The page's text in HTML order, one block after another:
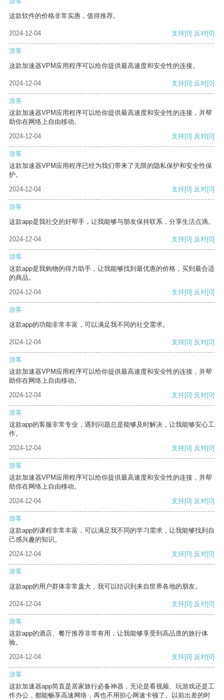
这款软件的价格非常实惠，值得推荐。
2024-12-04 支持[0] 反对[0]
游客
这款加速器VPM应用程序可以给你提供最高速度和安全性的连接。
2024-12-04 支持[0] 反对[0]
游客
这款加速器VPM应用程序可以给你提供最高速度和安全性的连接，并帮
助你在网络上自由移动。
2024-12-04
支持[0] 反对[0]
游客
这款加速器VPM应用程序已经为我们带来了无限的隐私保护和安全性保
护。
2024-12-04
支持[0] 反对[0]
游客
这款app是我社交的好帮手，让我能够与朋友保持联系，分享生活点滴。
2024-12-04 支持[0] 反对[0]
游客
这款app是我购物的得力助手，让我能够找到最优惠的价格，买到最合适
的商品。
2024-12-04
支持[0] 反对[0]
游客
这款app的功能非常丰富，可以满足我不同的社交需求。
2024-12-04 支持[0] 反对[0]
游客
这款加速器VPM应用程序可以给你提供最高速度和安全性的连接，并帮
助你在网络上自由移动。
2024-12-04
支持[0] 反对[0]
游客
这款app的客服非常专业，遇到问题总是能够及时解决，让我能够安心工
作。
2024-12-04
支持[0] 反对[0]
游客
这款加速器VPM应用程序可以给你提供最高速度和安全性的连接，并帮
助你在网络上自由移动。
2024-12-04
支持[0] 反对[0]
游客
这款app的课程非常丰富，可以满足我不同的学习需求，让我能够找到自
己感兴趣的知识。
2024-12-04
支持[0] 反对[0]
游客
这款app的用户群体非常庞大，我可以结识到来自世界各地的朋友。
2024-12-04 支持[0] 反对[0]
游客
这款app的酒店、餐厅推荐非常有用，让我能够享受到高品质的旅行体
验。
2024-12-04
支持[0] 反对[0]
游客
这款加速器app简直是居家旅行必备神器，无论是看视频、玩游戏还是工
作办公，都能畅享高速网络，再也不用担心网速卡顿了。以前出差的时